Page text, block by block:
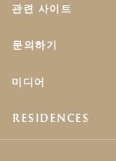
관련 사이트
문의하기
미디어
RESIDENCES